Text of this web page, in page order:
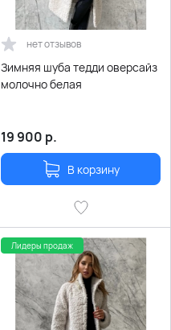
нет отзывов
Зимняя шуба тедди оверсайз
молочно белая
19 900 р.
В корзину
Лидеры продаж